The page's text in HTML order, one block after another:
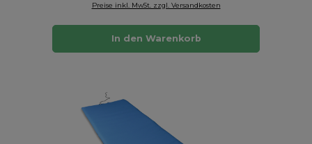
Preise inkl. MwSt. zzgl. Versandkosten
In den Warenkorb